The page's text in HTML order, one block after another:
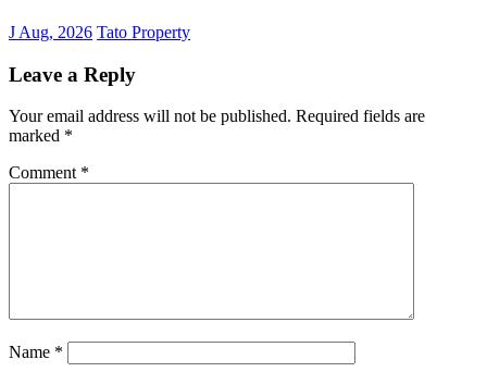
J Aug, 2026 Tato Property
Leave a Reply
Your email address will not be published. Required fields are
marked *
Comment *
Name *